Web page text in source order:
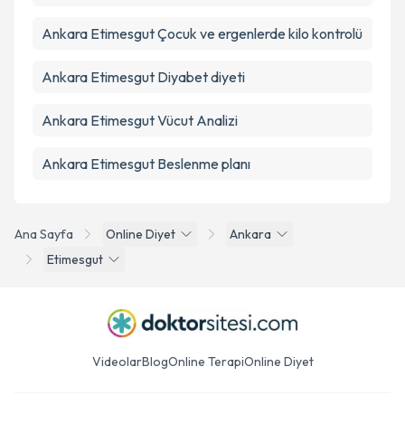
Ana Sayfa Online Diyet
Ankara
Etimesgut
Ankara Etimesgut Çocuk ve ergenlerde kilo kontrolü
Ankara Etimesgut Diyabet diyeti
Ankara Etimesgut Vücut Analizi
Ankara Etimesgut Beslenme planı
VideolarBlogOnline TerapiOnline Diyet